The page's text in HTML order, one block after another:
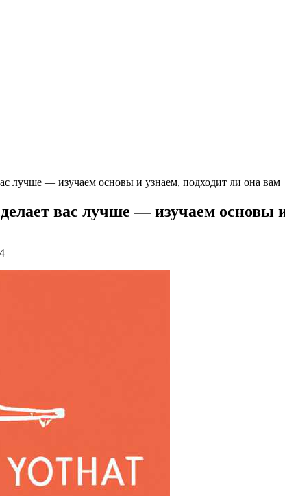
лучше — изучаем основы и узнаем, подходит ли она вам
вас лучше — изучаем основы